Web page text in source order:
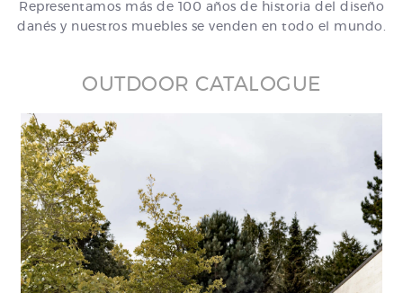
Representamos más de 100 años de historia del diseño
danés y nuestros muebles se venden en todo el mundo.
OUTDOOR CATALOGUE